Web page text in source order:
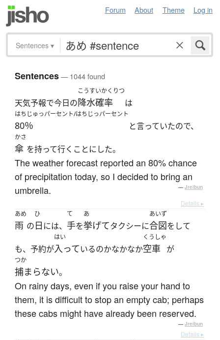
Forum About Theme Log in
Sentences ▾
Sentences— 1044 found
天気予報で今日の
こうすいかくりつ
降水確率 は
はちじゅっパーセント/はちじっパーセント
80％ と言っていたので、
かさ
傘 を持って行くことにした。
The weather forecast reported an 80% chance
of precipitation today, so I decided to bring an
umbrella.
— Jreibun
Details ▸
あめ
雨 の
ひ
日 には、
て
手を
あ
挙げてタクシーに
あいず
合図をして
も、予約が
はい
入っているのかなかなか
くうしゃ
空車 が
つか
捕まらない。
On rainy days, even if you raise your hand to
them, it is difficult to stop an empty cab; perhaps
these cabs might have already been reserved.
— Jreibun
Details ▸